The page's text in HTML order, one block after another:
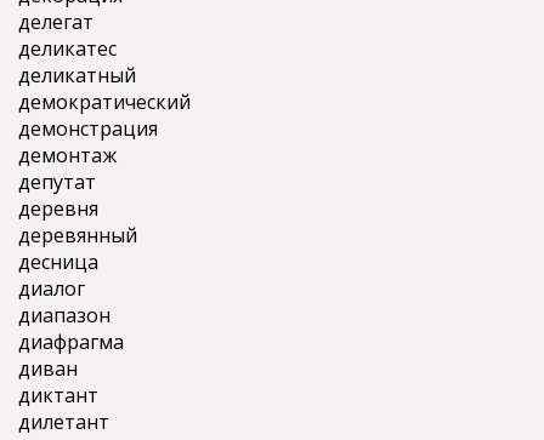
делегат
деликатес
деликатный
демократический
демонстрация
демонтаж
депутат
деревня
деревянный
десница
диалог
диапазон
диафрагма
диван
диктант
дилетант